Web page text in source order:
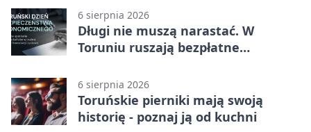
6 sierpnia 2026
Długi nie muszą narastać. W
Toruniu ruszają bezpłatne
6 sierpnia 2026
Toruńskie pierniki mają swoją
historię - poznaj ją od kuchni